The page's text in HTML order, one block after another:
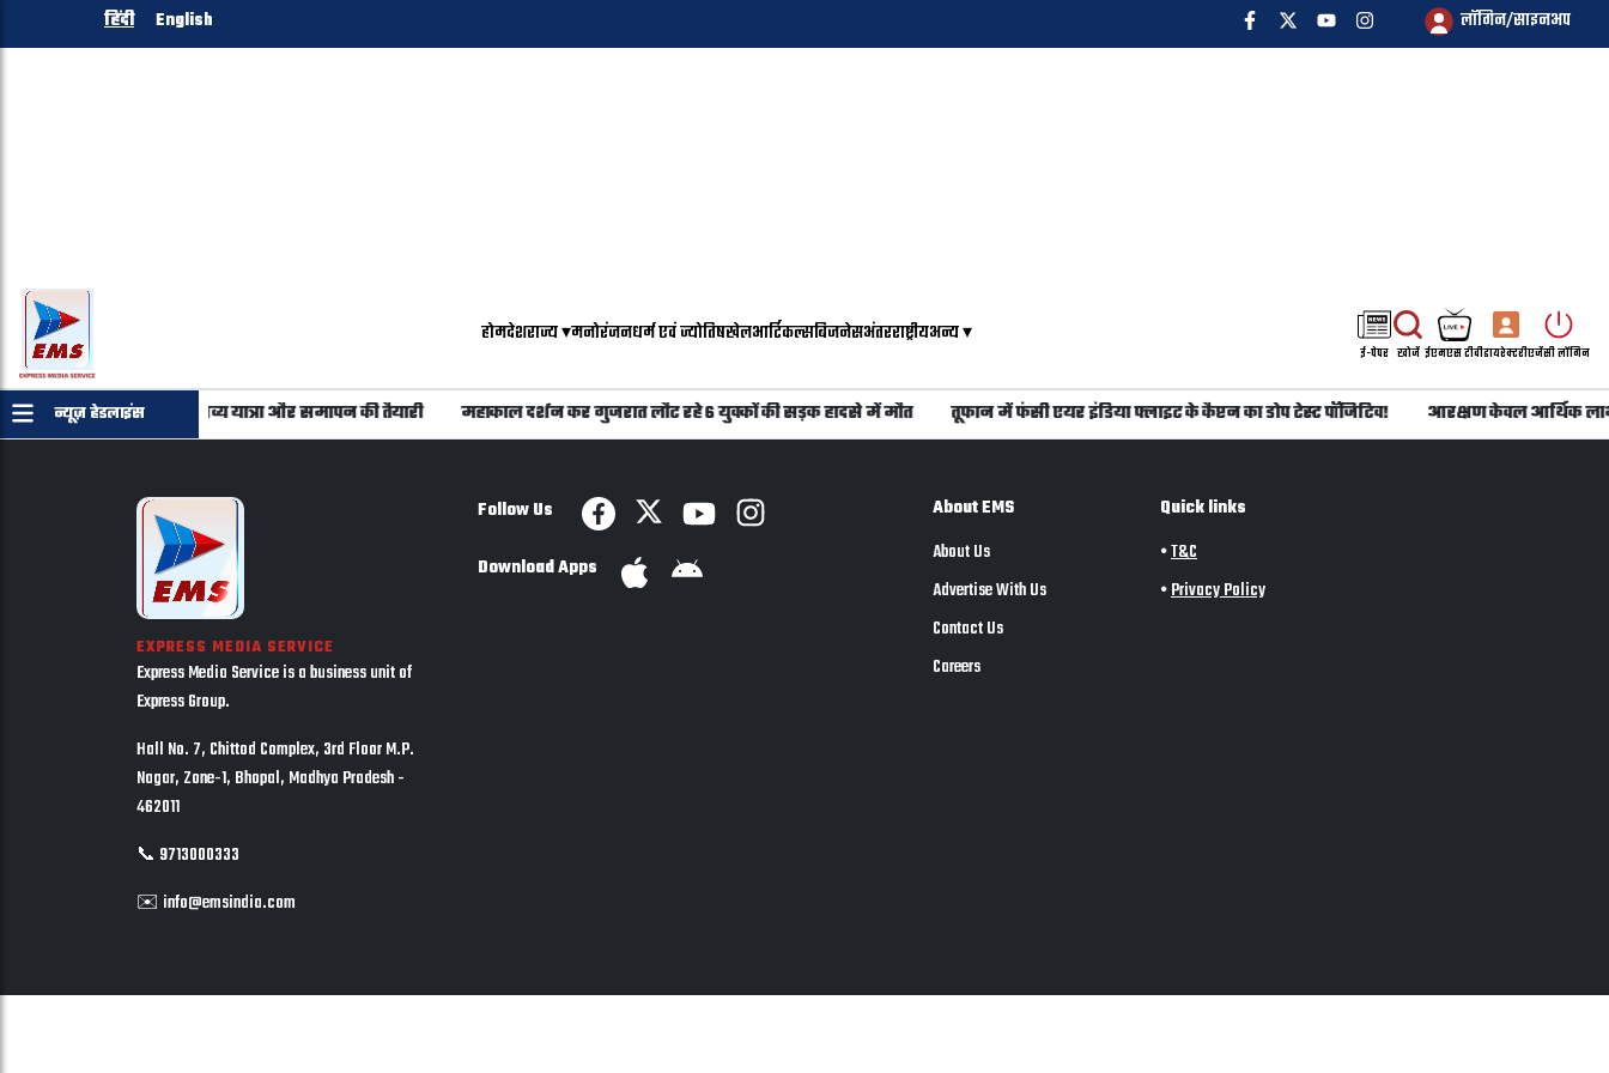
हिंदी English लॉगिन/साइनअप
होमदेशराज्य▾मनोरंजनधर्म एवं ज्योतिषखेलआर्टिकल्सबिजनेसअंतरराष्ट्रीयअन्य▾
ई-पेपर खोजें ईएमएस टीवीडायरेक्टरीएजेंसी लॉगिन
न्यूज़ हेडलाइंस
पड़ाव: छड़ी मुबारक की भव्य यात्रा और समापन की तैयारी महाकाल दर्शन कर गुजरात लौट रहे 6 युवकों की सड़क हादसे में मौत तूफान में फंसी एयर इंडिया फ्लाइट के कैप्टन का डोप टेस्ट पॉजिटिव! आरक्षण केवल आर्थिक लाभ
EXPRESS MEDIA SERVICE
Express Media Service is a business unit of
Express Group.
Hall No. 7, Chittod Complex, 3rd Floor M.P.
Nagar, Zone-1, Bhopal, Madhya Pradesh -
462011
📞 9713000333
✉️ info@emsindia.com
Follow Us
Download Apps
About EMS
About Us
Advertise With Us
Contact Us
Careers
Quick links
•T&C
•Privacy Policy